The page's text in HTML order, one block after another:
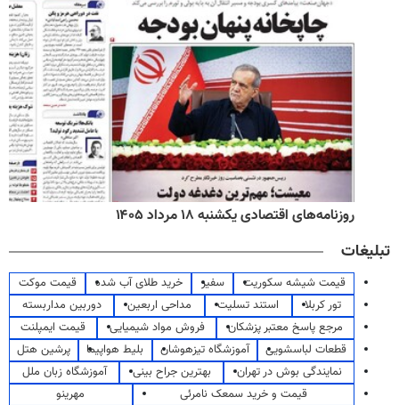
روزنامه‌های اقتصادی یکشنبه ۱۸ مرداد ۱۴۰۵
تبلیغات
قیمت شیشه سکوریت سفیر خرید طلای آب شده
قیمت موکت
تور کربلا
استند تسلیت مداحی اربعین
دوربین مداربسته
مرجع پاسخ معتبر پزشکان
فروش مواد شیمیایی
قیمت ایمپلنت
قطعات لباسشویی
آموزشگاه تیزهوشان بلیط هواپیما
پرشین هتل
نمایندگی بوش در تهران
بهترین جراح بینی
آموزشگاه زبان ملل
قیمت و خرید سمعک نامرئی
مهرینو